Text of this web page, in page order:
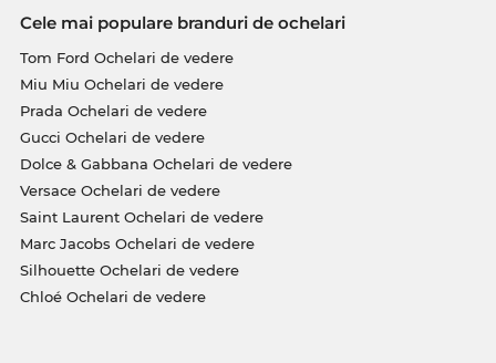
Cele mai populare branduri de ochelari
Tom Ford Ochelari de vedere
Miu Miu Ochelari de vedere
Prada Ochelari de vedere
Gucci Ochelari de vedere
Dolce & Gabbana Ochelari de vedere
Versace Ochelari de vedere
Saint Laurent Ochelari de vedere
Marc Jacobs Ochelari de vedere
Silhouette Ochelari de vedere
Chloé Ochelari de vedere